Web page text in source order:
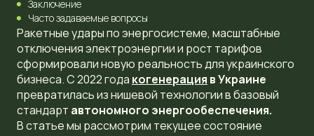
Заключение
Часто задаваемые вопросы
Ракетные удары по энергосистеме, масштабные
отключения электроэнергии и рост тарифов
сформировали новую реальность для украинского
бизнеса. С 2022 года когенерация в Украине
превратилась из нишевой технологии в базовый
стандарт автономного энергообеспечения.
В статье мы рассмотрим текущее состояние